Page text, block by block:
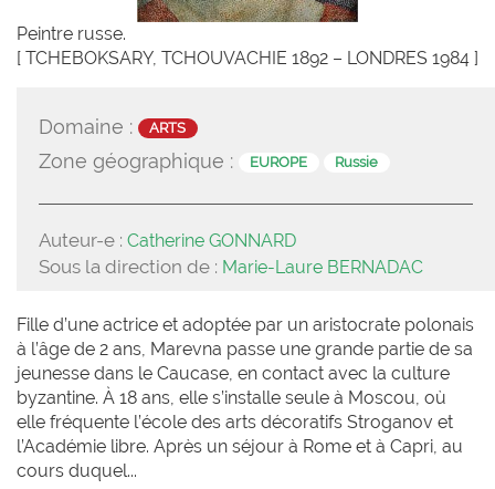
Peintre russe.
[ TCHEBOKSARY, TCHOUVACHIE 1892 – LONDRES 1984 ]
Domaine : ARTS
Zone géographique : EUROPE Russie
Auteur-e : Catherine GONNARD
Sous la direction de : Marie-Laure BERNADAC
Fille d’une actrice et adoptée par un aristocrate polonais
à l’âge de 2 ans, Marevna passe une grande partie de sa
jeunesse dans le Caucase, en contact avec la culture
byzantine. À 18 ans, elle s’installe seule à Moscou, où
elle fréquente l’école des arts décoratifs Stroganov et
l’Académie libre. Après un séjour à Rome et à Capri, au
cours duquel...